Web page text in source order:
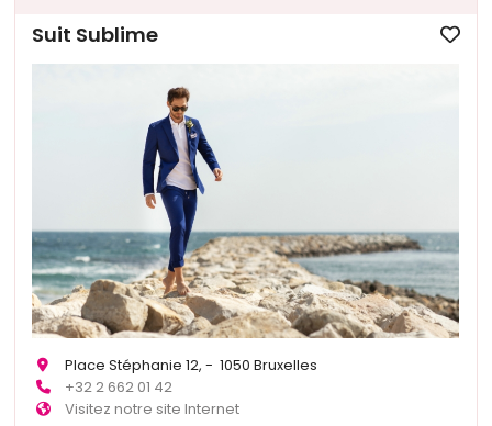
Suit Sublime
Place Stéphanie 12, - 1050 Bruxelles
+32 2 662 01 42
Visitez notre site Internet